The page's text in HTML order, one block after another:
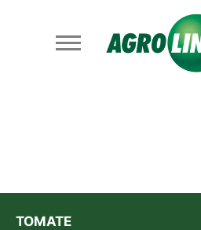
TOMATE